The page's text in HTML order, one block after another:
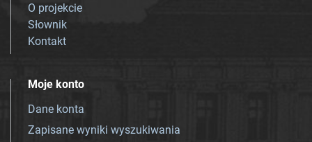
O projekcie
Słownik
Kontakt
Moje konto
Dane konta
Zapisane wyniki wyszukiwania